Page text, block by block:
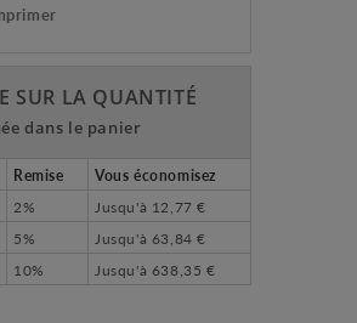
SUR LA QUANTITÉ
dans le panier
Remise
Vous économisez
2% Jusqu'à 12,77 €
5% Jusqu'à 63,84 €
10% Jusqu'à 638,35 €